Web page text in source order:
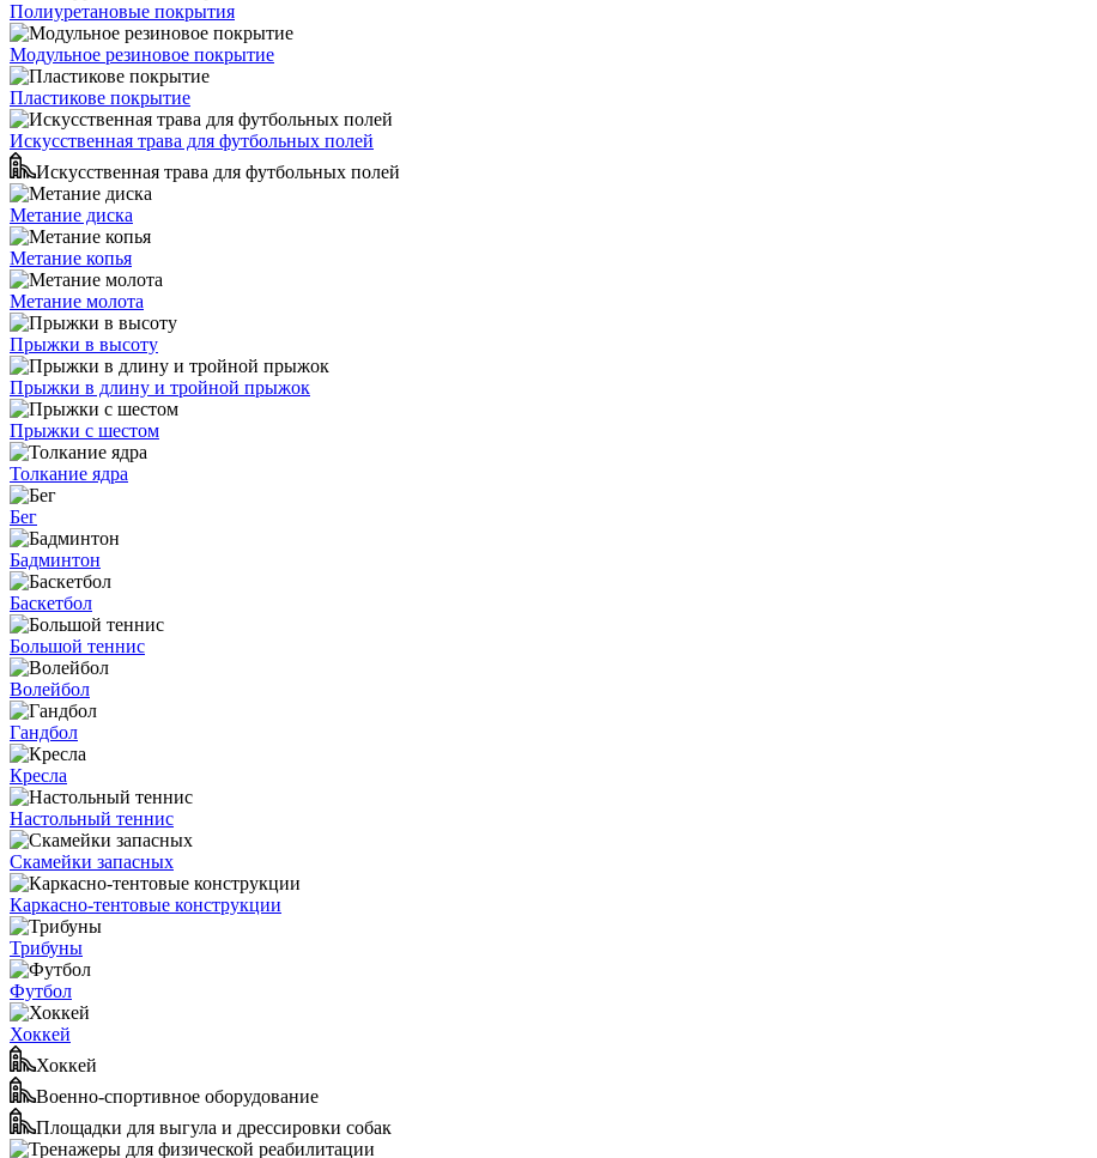
Полиуретановые покрытия
Модульное резиновое покрытие
Пластикове покрытие
Искусственная трава для футбольных полей
Искусственная трава для футбольных полей
Метание диска
Метание копья
Метание молота
Прыжки в высоту
Прыжки в длину и тройной прыжок
Прыжки с шестом
Толкание ядра
Бег
Бадминтон
Баскетбол
Большой теннис
Волейбол
Гандбол
Кресла
Настольный теннис
Скамейки запасных
Каркасно-тентовые конструкции
Трибуны
Футбол
Хоккей
Хоккей
Военно-спортивное оборудование
Площадки для выгула и дрессировки собак